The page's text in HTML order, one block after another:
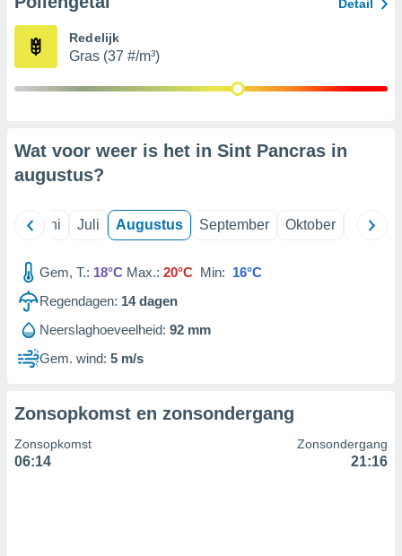
partners
Detail
Redelijk
Gras (37 #/m³)
Wat voor weer is het in Sint Pancras in
augustus?
Juni Juli Augustus September Oktober
Gem, T.: 18°C Max.: 20°C Min: 16°C
Regendagen: 14dagen
Neerslaghoeveelheid: 92 mm
Gem. wind: 5 m/s
Zonsopkomst en zonsondergang
Zonsopkomst
06:14
Zonsondergang
21:16